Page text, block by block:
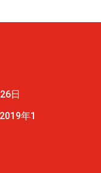
日
2019年1